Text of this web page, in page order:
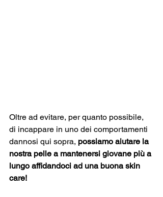
Oltre ad evitare, per quanto possibile,
di incappare in uno dei comportamenti
dannosi qui sopra, possiamo aiutare la
nostra pelle a mantenersi giovane più a
lungo affidandoci ad una buona skin
care!